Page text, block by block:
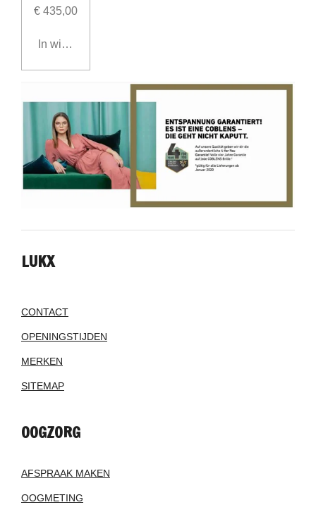
€ 435,00
In winkelwagen
LUKX
CONTACT
OPENINGSTIJDEN
MERKEN
SITEMAP
OOGZORG
AFSPRAAK MAKEN
OOGMETING